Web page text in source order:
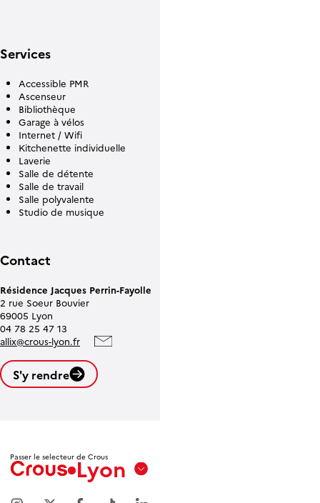
Services
Accessible PMR
Ascenseur
Bibliothèque
Garage à vélos
Internet / Wifi
Kitchenette individuelle
Laverie
Salle de détente
Salle de travail
Salle polyvalente
Studio de musique
Contact
Résidence Jacques Perrin-Fayolle
2 rue Soeur Bouvier
69005 Lyon
04 78 25 47 13
allix@crous-lyon.fr
S'y rendre
Passer le selecteur de Crous
Lyon